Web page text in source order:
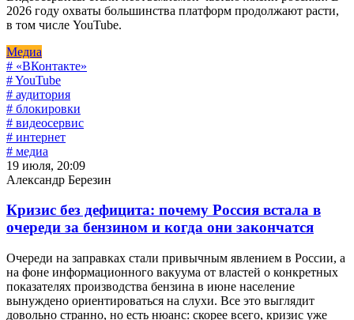
2026 году охваты большинства платформ продолжают расти,
в том числе YouTube.
Медиа
# «ВКонтакте»
# YouTube
# аудитория
# блокировки
# видеосервис
# интернет
# медиа
19 июля, 20:09
Александр Березин
Кризис без дефицита: почему Россия встала в
очереди за бензином и когда они закончатся
Очереди на заправках стали привычным явлением в России, а
на фоне информационного вакуума от властей о конкретных
показателях производства бензина в июне население
вынуждено ориентироваться на слухи. Все это выглядит
довольно странно, но есть нюанс: скорее всего, кризис уже